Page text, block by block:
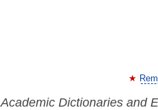
Academic Dictionaries and